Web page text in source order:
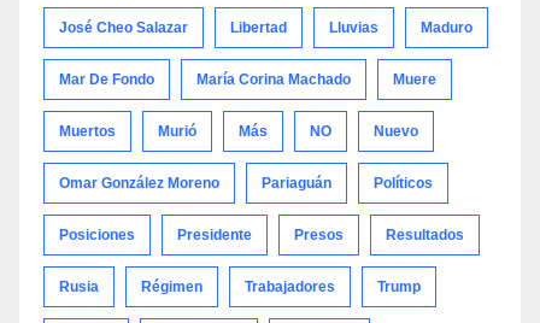
José Cheo Salazar Libertad Lluvias Maduro
Mar De Fondo María Corina Machado Muere
Muertos Murió Más NO Nuevo
Omar González Moreno Pariaguán Políticos
Posiciones Presidente Presos Resultados
Rusia Régimen Trabajadores Trump